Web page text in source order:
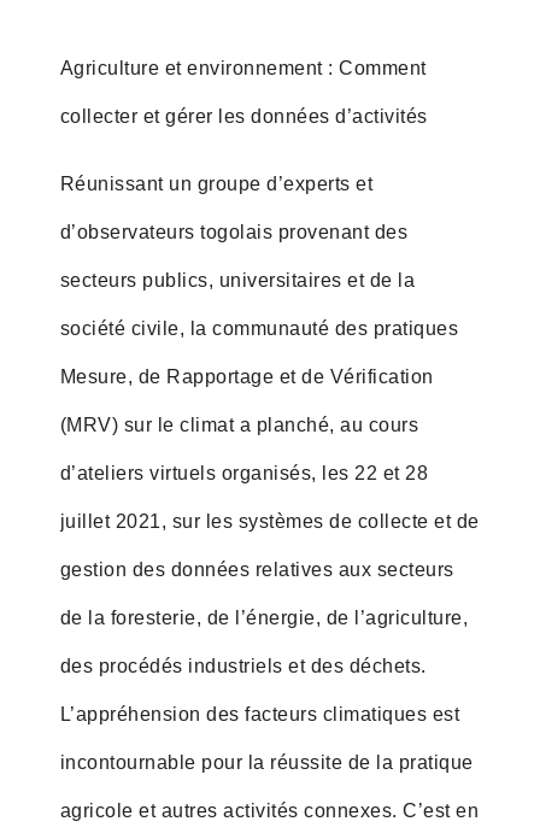
Agriculture et environnement : Comment
collecter et gérer les données d’activités
Réunissant un groupe d’experts et
d’observateurs togolais provenant des
secteurs publics, universitaires et de la
société civile, la communauté des pratiques
Mesure, de Rapportage et de Vérification
(MRV) sur le climat a planché, au cours
d’ateliers virtuels organisés, les 22 et 28
juillet 2021, sur les systèmes de collecte et de
gestion des données relatives aux secteurs
de la foresterie, de l’énergie, de l’agriculture,
des procédés industriels et des déchets.
L’appréhension des facteurs climatiques est
incontournable pour la réussite de la pratique
agricole et autres activités connexes. C’est en